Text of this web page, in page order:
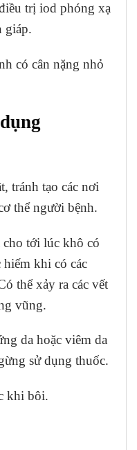
trị iod phóng xạ
giáp.
có cân nặng nhỏ
tránh tạo các nơi
thể người bệnh.
tới lúc khô có
hiếm khi có các
thể xảy ra các vết
vũng.
da hoặc viêm da
sử dụng thuốc.
khi bôi.